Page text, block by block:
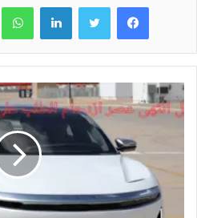
لينكدإن